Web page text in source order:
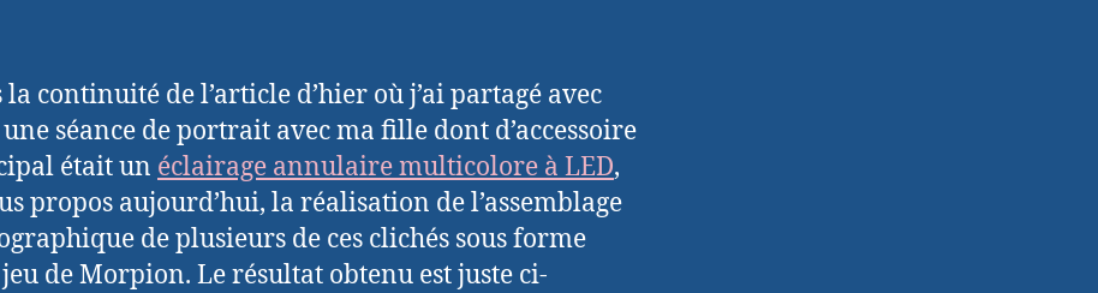
la continuité de l’article d’hier où j’ai partagé avec
séance de portrait avec ma fille dont d’accessoire
était un éclairage annulaire multicolore à LED,
propos aujourd’hui, la réalisation de l’assemblage
de plusieurs de ces clichés sous forme
jeu de Morpion. Le résultat obtenu est juste ci-